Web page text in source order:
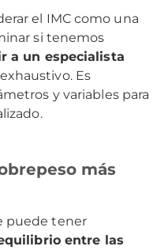
el IMC como una
si tenemos
a un especialista
Es
y variables para
más
puede tener
entre las